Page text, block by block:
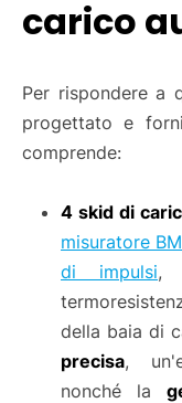
carico
Per rispondere a
progettato e
comprende:
4 skid di
misuratore
di impulsi,
della baia di
precisa,
nonché la